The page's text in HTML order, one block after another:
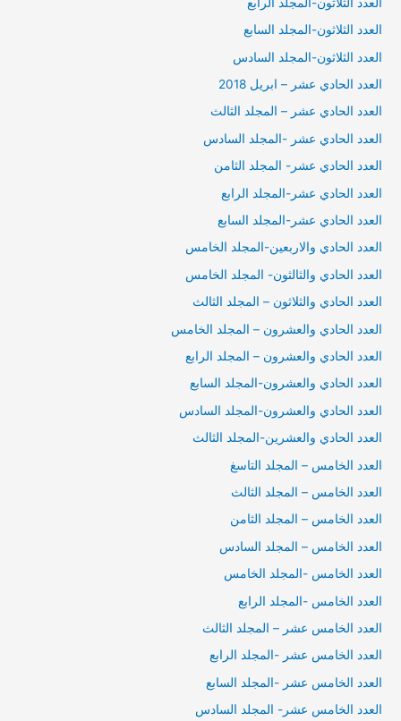
العدد الثلاثون-المجلد السابع
العدد الثلاثون-المجلد السادس
العدد الحادي عشر – ابريل 2018
العدد الحادي عشر – المجلد الثالث
العدد الحادي عشر -المجلد السادس
العدد الحادي عشر- المجلد الثامن
العدد الحادي عشر-المجلد الرابع
العدد الحادي عشر-المجلد السابع
العدد الحادي والاربعين-المجلد الخامس
العدد الحادي والثالثون- المجلد الخامس
العدد الحادي والثلاثون – المجلد الثالث
العدد الحادي والعشرون – المجلد الخامس
العدد الحادي والعشرون – المجلد الرابع
العدد الحادي والعشرون-المجلد السابع
العدد الحادي والعشرون-المجلد السادس
العدد الحادي والعشرين-المجلد الثالث
العدد الخامس – المجلد التاسغ
العدد الخامس – المجلد الثالث
العدد الخامس – المجلد الثامن
العدد الخامس – المجلد السادس
العدد الخامس -المجلد الخامس
العدد الخامس -المجلد الرابع
العدد الخامس عشر – المجلد الثالث
العدد الخامس عشر -المجلد الرابع
العدد الخامس عشر -المجلد السابع
العدد الخامس عشر- المجلد السادس